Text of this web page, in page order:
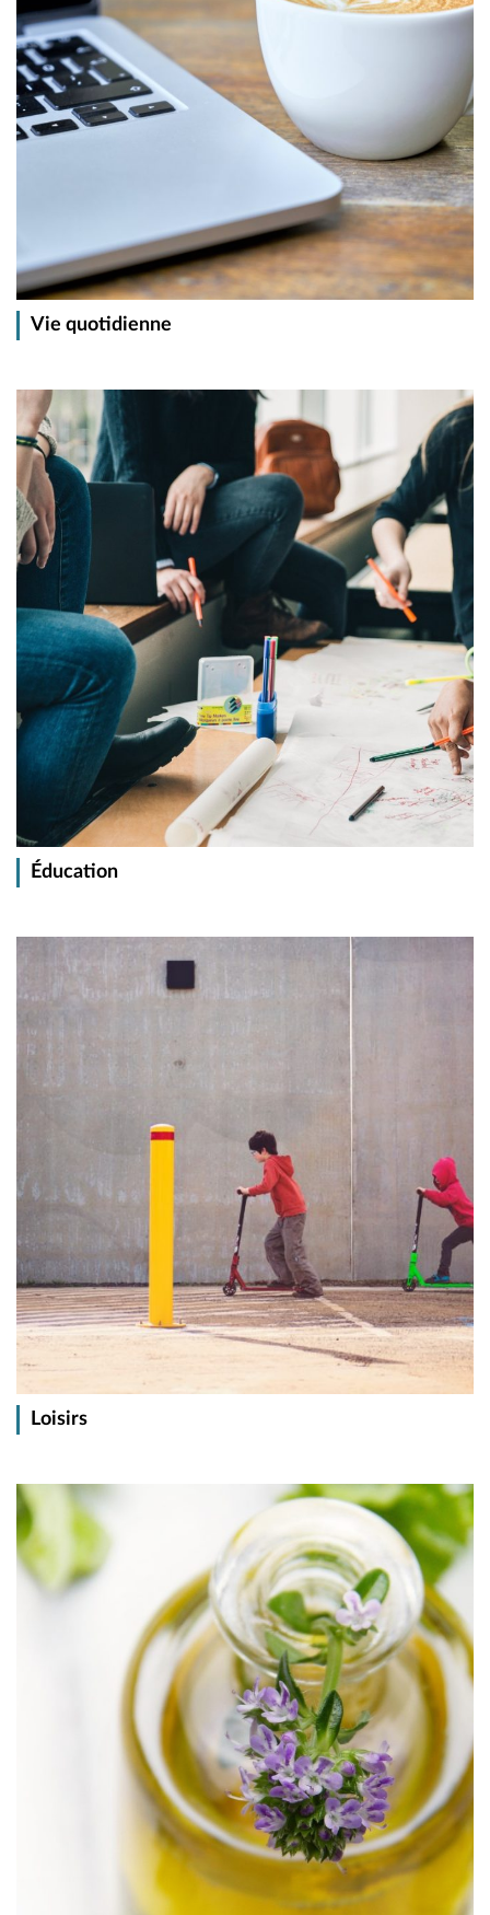
Vie quotidienne
Éducation
Loisirs